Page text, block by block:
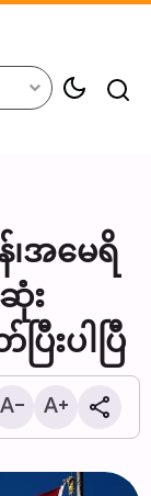
အမေရိ
း
းပါပြီ